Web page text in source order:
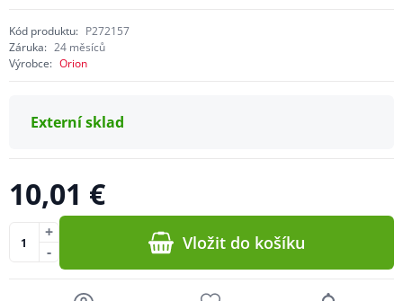
Kód produktu: P272157
Záruka: 24 měsíců
Výrobce: Orion
Externí sklad
10,01 €
-
+ Vložit do košíku